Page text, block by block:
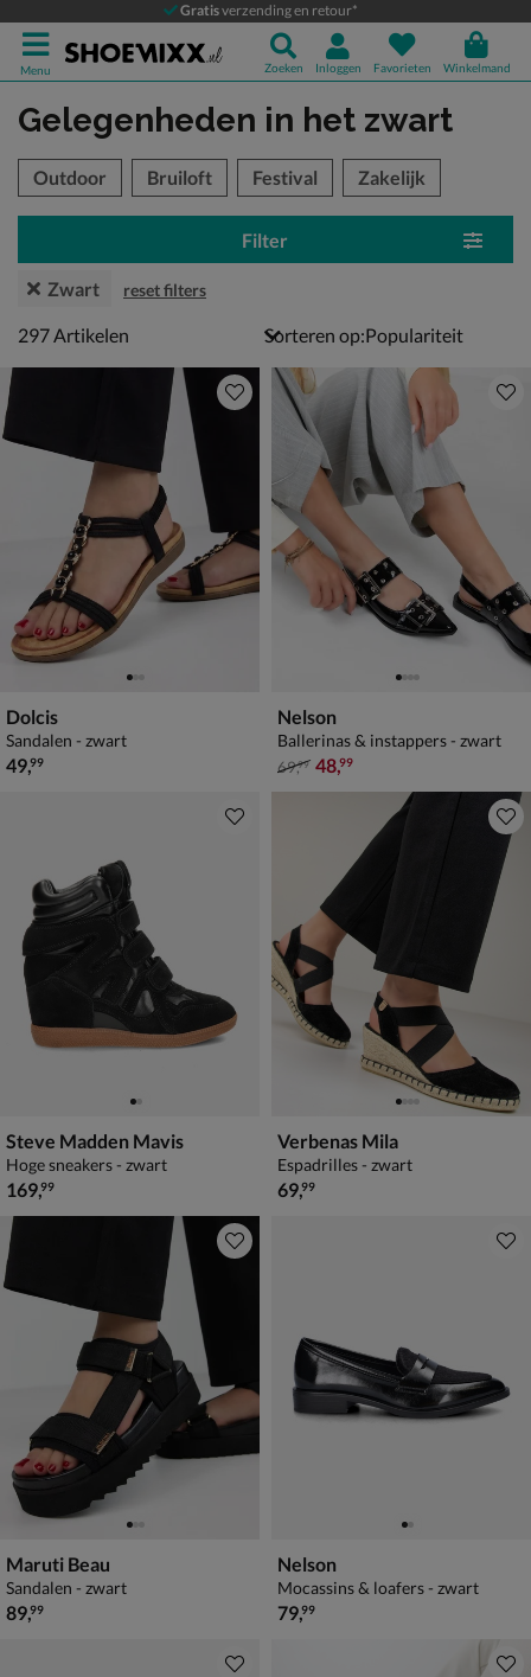
Gratisverzending en retour*
Menu Zoeken Inloggen Favorieten Winkelmand
Gelegenheden in het zwart
over
Outdoor Bruiloft Festival Zakelijk
Filter
Zwart reset filters
297 artikelen
297Artikelen Sorteren op:
Dolcis
Sandalen - zwart
€ 49,99
49,99
Nelson
Ballerinas & instappers - zwart
van € 69,99 voor € 48,99
69,99 48,99
Steve Madden Mavis
Hoge sneakers - zwart
€ 169,99
169,99
Verbenas Mila
Espadrilles - zwart
€ 69,99
69,99
Maruti Beau
Sandalen - zwart
€ 89,99
89,99
Nelson
Mocassins & loafers - zwart
€ 79,99
79,99